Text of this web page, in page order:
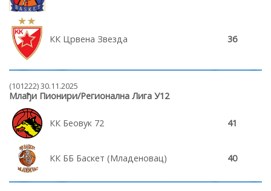
КК Црвена Звезда 36
(101222) 30.11.2025
Млађи Пионири/Регионална Лига У12
КК Беовук 72 41
КК ББ Баскет (Младеновац) 40